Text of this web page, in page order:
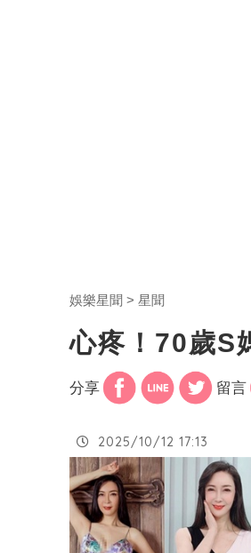
娛樂星聞 星聞
心疼！70歲S
分享 留言
2025/10/12 17:13